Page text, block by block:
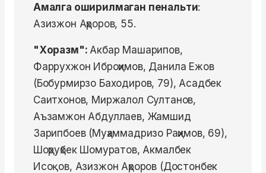
Амалга оширилмаган пенальти:
Азизжон Аҳроров, 55.
"Хоразм": Акбар Машарипов,
Фаррухжон Иброҳимов, Данила Ежов
(Бобурмирзо Баходиров, 79), Асадбек
Саитхонов, Миржалол Султанов,
Аъзамжон Абдуллаев, Жамшид
Зарипбоев (Муҳаммадризо Раҳимов, 69),
Шоҳруҳбек Шомуратов, Акмалбек
Исоқов, Азизжон Аҳроров (Достонбек